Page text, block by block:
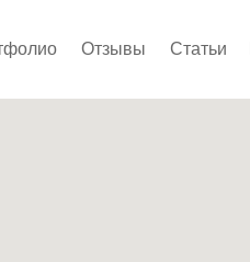
Статьи
Отзывы